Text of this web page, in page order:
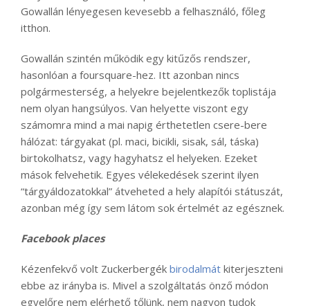
Gowallán lényegesen kevesebb a felhasználó, főleg
itthon.
Gowallán szintén működik egy kitűzős rendszer,
hasonlóan a foursquare-hez. Itt azonban nincs
polgármesterség, a helyekre bejelentkezők toplistája
nem olyan hangsúlyos. Van helyette viszont egy
számomra mind a mai napig érthetetlen csere-bere
hálózat: tárgyakat (pl. maci, bicikli, sisak, sál, táska)
birtokolhatsz, vagy hagyhatsz el helyeken. Ezeket
mások felvehetik. Egyes vélekedések szerint ilyen
“tárgyáldozatokkal” átveheted a hely alapítói státuszát,
azonban még így sem látom sok értelmét az egésznek.
Facebook places
Kézenfekvő volt Zuckerbergék birodalmát kiterjeszteni
ebbe az irányba is. Mivel a szolgáltatás önző módon
egyelőre nem elérhető tőlünk, nem nagyon tudok